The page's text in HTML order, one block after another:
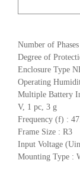
Number of
Degree of
Enclosure Type
Operating
Multiple Battery
V, 1 pc, 3 g
Frequency (f) :
Frame Size : R3
Input Voltage
Mounting Type :